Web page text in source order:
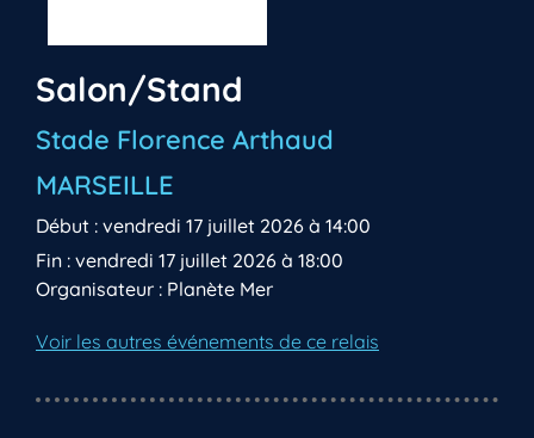
Salon/Stand
Stade Florence Arthaud
MARSEILLE
Début : vendredi 17 juillet 2026 à 14:00
Fin : vendredi 17 juillet 2026 à 18:00
Organisateur : Planète Mer
Voir les autres événements de ce relais